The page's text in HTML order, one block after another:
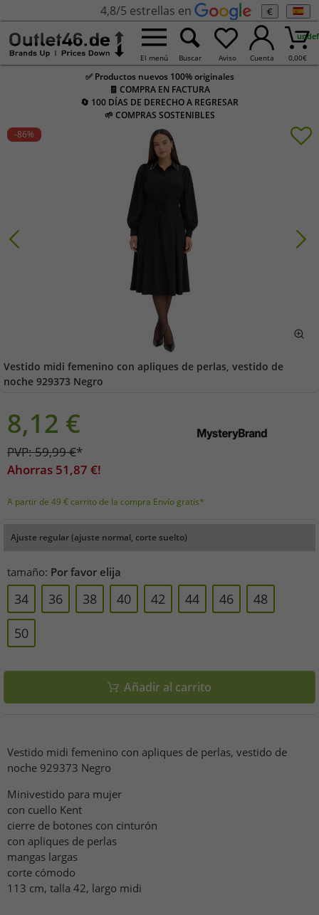
4,8/5 estrellas en €
El menú Buscar Aviso Cuenta 0,00€
✅ Productos nuevos 100% originales
🧾 COMPRA EN FACTURA
🔄 100 DÍAS DE DERECHO A REGRESAR
🌱 COMPRAS SOSTENIBLES
-86%
Vestido midi femenino con apliques de perlas, vestido de
noche 929373 Negro
8,12 €
PVP:59,99€*
Ahorras 51,87 €!
A partir de 49 € carrito de la compra Envío gratis*
Ajuste regular (ajuste normal, corte suelto)
tamaño: Por favor elija
34 36 38 40 42 44 46
48
50
Añadir al carrito
Vestido midi femenino con apliques de perlas, vestido de
noche 929373 Negro
Minivestido para mujer
con cuello Kent
cierre de botones con cinturón
con apliques de perlas
mangas largas
corte cómodo
113 cm, talla 42, largo midi